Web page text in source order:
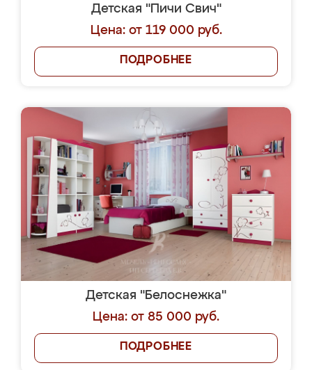
Детская "Пичи Свич"
Цена: от 119 000 руб.
ПОДРОБНЕЕ
Детская "Белоснежка"
Цена: от 85 000 руб.
ПОДРОБНЕЕ